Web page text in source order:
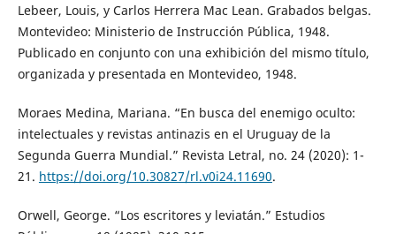
Lebeer, Louis, y Carlos Herrera Mac Lean. Grabados belgas.
Montevideo: Ministerio de Instrucción Pública, 1948.
Publicado en conjunto con una exhibición del mismo título,
organizada y presentada en Montevideo, 1948.
Moraes Medina, Mariana. “En busca del enemigo oculto:
intelectuales y revistas antinazis en el Uruguay de la
Segunda Guerra Mundial.” Revista Letral, no. 24 (2020): 1-
21. https://doi.org/10.30827/rl.v0i24.11690.
Orwell, George. “Los escritores y leviatán.” Estudios